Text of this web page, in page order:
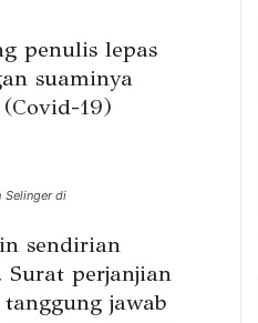
penulis lepas
suaminya
19)
Selinger di
sendirian
perjanjian
jawab